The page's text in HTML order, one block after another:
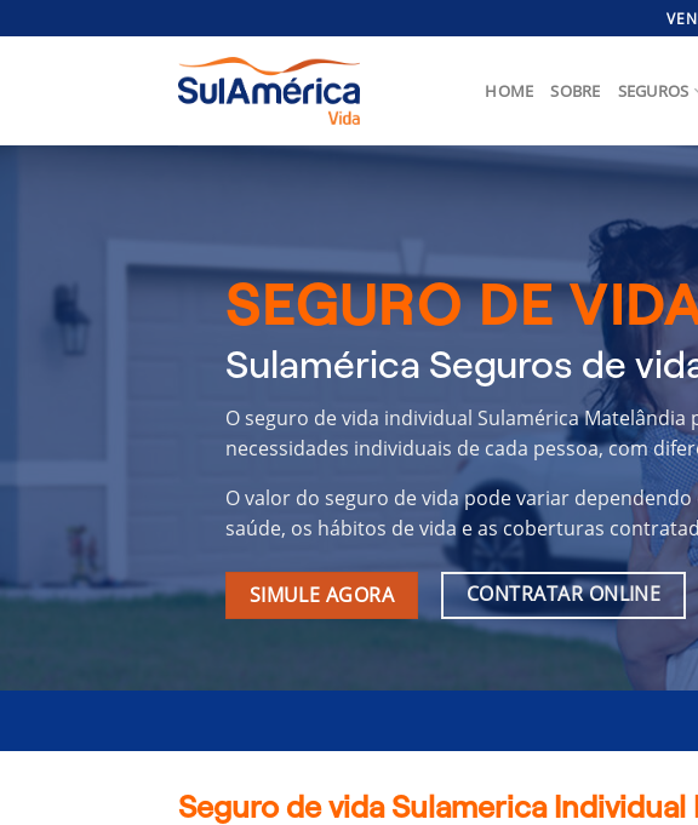
to
HOME SOBRE SEGUROS
SEGURO DE
Sulamérica Seguros de
O seguro de vida individual Sulamérica
necessidades individuais de cada pessoa, com
O valor do seguro de vida pode variar
saúde, os hábitos de vida e as coberturas
SIMULE AGORA CONTRATAR ONLINE
Seguro de vida Sulamerica Individual